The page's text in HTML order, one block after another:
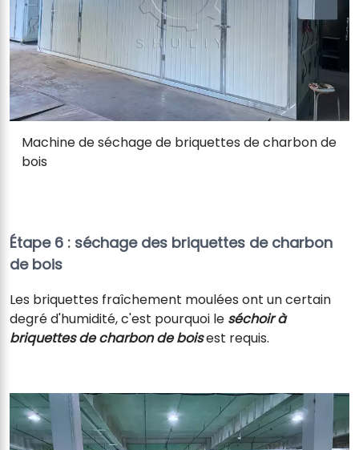
Machine de séchage de briquettes de charbon de
bois
Étape 6 : séchage des briquettes de charbon
de bois
Les briquettes fraîchement moulées ont un certain
degré d'humidité, c'est pourquoi le séchoir à
briquettes de charbon de boisest requis.